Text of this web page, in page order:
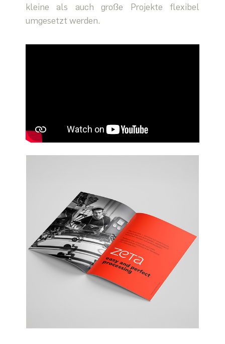
kleine als auch große Projekte flexibel
umgesetzt werden.